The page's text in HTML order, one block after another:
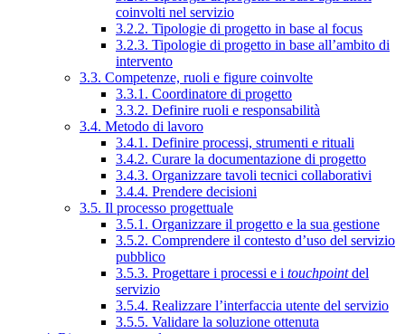
coinvolti nel servizio
3.2.2. Tipologie di progetto in base al focus
3.2.3. Tipologie di progetto in base all’ambito di
intervento
3.3. Competenze, ruoli e figure coinvolte
3.3.1. Coordinatore di progetto
3.3.2. Definire ruoli e responsabilità
3.4. Metodo di lavoro
3.4.1. Definire processi, strumenti e rituali
3.4.2. Curare la documentazione di progetto
3.4.3. Organizzare tavoli tecnici collaborativi
3.4.4. Prendere decisioni
3.5. Il processo progettuale
3.5.1. Organizzare il progetto e la sua gestione
3.5.2. Comprendere il contesto d’uso del servizio
pubblico
3.5.3. Progettare i processi e i touchpointdel
servizio
3.5.4. Realizzare l’interfaccia utente del servizio
3.5.5. Validare la soluzione ottenuta